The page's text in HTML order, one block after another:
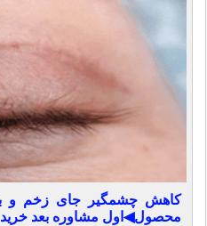
محصول◀اول مشاوره بعد خرید